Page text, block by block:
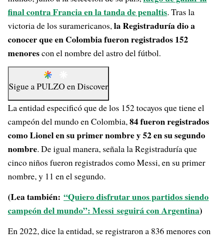
final contra Francia en la tanda de penaltis. Tras la
victoria de los suramericanos,la Registraduría dio a
conocer que en Colombia fueron registrados 152
menorescon el nombre del astro del fútbol.
Sigue aPULZO enDiscover
La entidad especificó que de los 152 tocayos que tiene el
campeón del mundo en Colombia,84 fueron registrados
como Lionel en su primer nombre y 52 en su segundo
nombre. De igual manera, señala la Registraduría que
cinco niños fueron registrados como Messi, en su primer
nombre, y 11 en el segundo.
(Lea también: “Quiero disfrutar unos partidos siendo
campeón del mundo”: Messi seguirá con Argentina)
En 2022, dice la entidad, se registraron a 836 menores con